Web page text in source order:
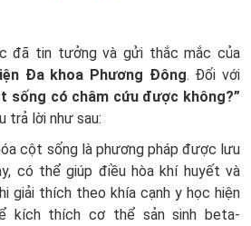
đã tin tưởng và gửi thắc mắc của
Đa khoa Phương Đông. Đối với
sống có châm cứu được không?”
trả lời như sau:
cột sống là phương pháp được lưu
có thể giúp điều hòa khí huyết và
giải thích theo khía cạnh y học hiện
kích thích cơ thể sản sinh beta-